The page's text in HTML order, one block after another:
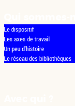
Le dispositif
Les axes de travail
Un peu d'histoire
Le réseau des bibliothèques